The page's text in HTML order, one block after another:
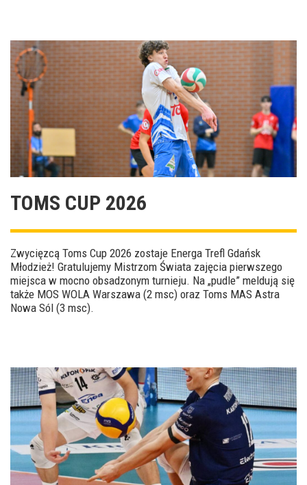
TOMS CUP 2026
Zwycięzcą Toms Cup 2026 zostaje Energa Trefl Gdańsk
Młodzież! Gratulujemy Mistrzom Świata zajęcia pierwszego
miejsca w mocno obsadzonym turnieju. Na „pudle” meldują się
także MOS WOLA Warszawa (2 msc) oraz Toms MAS Astra
Nowa Sól (3 msc).